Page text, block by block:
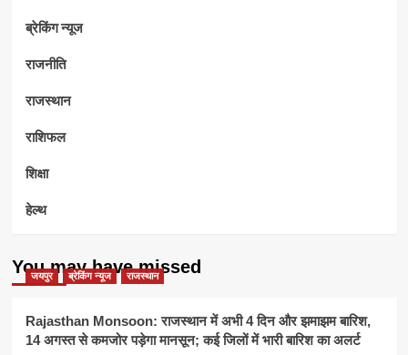
ब्रेकिंग न्यूज
राजनीति
राजस्थान
राशिफल
शिक्षा
हेल्थ
You may have missed
जयपुर ब्रेकिंग न्यूज राजस्थान
Rajasthan Monsoon: राजस्थान में अभी 4 दिन और झमाझम बारिश,
14 अगस्त से कमजोर पड़ेगा मानसून; कई जिलों में भारी बारिश का अलर्ट